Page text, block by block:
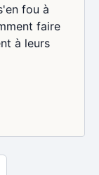
fou à
faire
à leurs